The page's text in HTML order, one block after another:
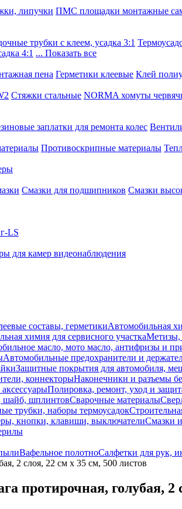
липучки ПМС площадки монтажные
трубки с клеем, усадка 3:1
4:1 ... Показать все
пена Герметики клеевые Клей
Стяжки стальные NORMA хомуты
заплатки для ремонта колес
Противоскрипные материалы
Смазки для подшипников Смазки
LS
для камер видеонаблюдения
составы, герметикиАвтомобильная
химия для сервисного участкаМетизы,
масло, мото масло, антифризы и
Автомобильные предохранители и
Защитные покрытия для автомобиля,
коннекторыНаконечники и разъемы
Полировка, ремонт, уход и
шайб, шплинтовСварочные материалы
трубки, наборы термоусадок
кнопки, клавиши, выключателиСмазки
Вафельное полотноСалфетки для рук,
2 слоя, 22 см х 35 см, 500 листов
протирочная, голубая, 2